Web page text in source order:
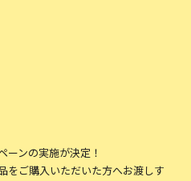
ンの実施が決定！
をご購入いただいた方へお渡しす